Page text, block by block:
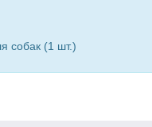
собак (1 шт.)